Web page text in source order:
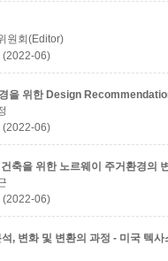
원회(Editor)
(2022-06)
을 위한 Design
(2022-06)
축을 위한 노르웨이 주거환경의
(2022-06)
, 변화 및 변환의 과정 - 미국 텍